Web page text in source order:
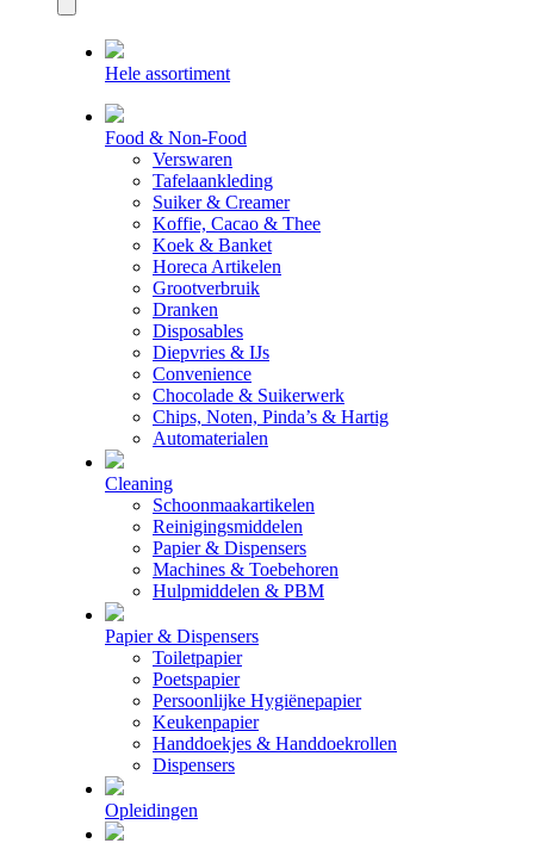
Hele assortiment
Food & Non-Food
Verswaren
Tafelaankleding
Suiker & Creamer
Koffie, Cacao & Thee
Koek & Banket
Horeca Artikelen
Grootverbruik
Dranken
Disposables
Diepvries & IJs
Convenience
Chocolade & Suikerwerk
Chips, Noten, Pinda’s & Hartig
Automaterialen
Cleaning
Schoonmaakartikelen
Reinigingsmiddelen
Papier & Dispensers
Machines & Toebehoren
Hulpmiddelen & PBM
Papier & Dispensers
Toiletpapier
Poetspapier
Persoonlijke Hygiënepapier
Keukenpapier
Handdoekjes & Handdoekrollen
Dispensers
Opleidingen